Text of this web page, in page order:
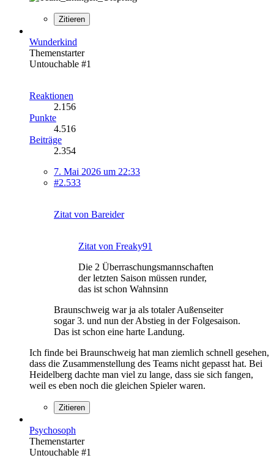
Zitieren
Wunderkind
Themenstarter
Untouchable #1
Reaktionen
2.156
Punkte
4.516
Beiträge
2.354
7. Mai 2026 um 22:33
#2.533
Zitat von Bareider
Zitat von Freaky91
Die 2 Überraschungsmannschaften
der letzten Saison müssen runder,
das ist schon Wahnsinn
Braunschweig war ja als totaler Außenseiter
sogar 3. und nun der Abstieg in der Folgesaison.
Das ist schon eine harte Landung.
Ich finde bei Braunschweig hat man ziemlich schnell gesehen,
dass die Zusammenstellung des Teams nicht gepasst hat. Bei
Heidelberg dachte man viel zu lange, dass sie sich fangen,
weil es eben noch die gleichen Spieler waren.
Zitieren
Psychosoph
Themenstarter
Untouchable #1